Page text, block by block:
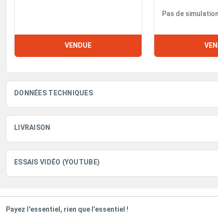
VENDUE
Pas de
DONNÉES TECHNIQUES
LIVRAISON
ESSAIS VIDÉO (YOUTUBE)
Payez l'essentiel, rien que l’essentiel !